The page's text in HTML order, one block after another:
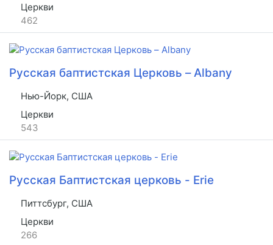
Церкви
462
Русская баптистская Церковь – Albany
Нью-Йорк, США
Церкви
543
Русская Баптистская церковь - Erie
Питтсбург, США
Церкви
266